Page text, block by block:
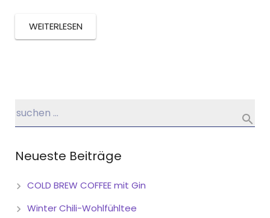
WEITERLESEN
Neueste Beiträge
COLD BREW COFFEE mit Gin
Winter Chili-Wohlfühltee